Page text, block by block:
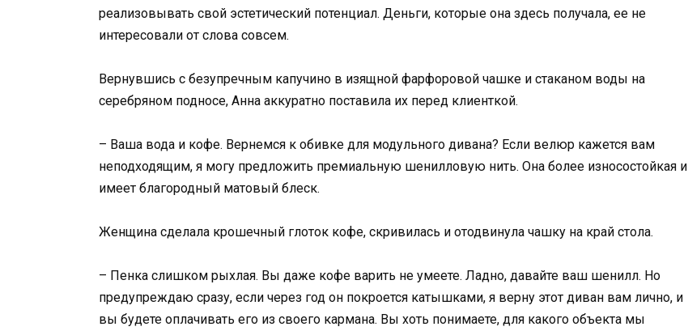
реализовывать свой эстетический потенциал. Деньги, которые она здесь получала, ее не
интересовали от слова совсем.
Вернувшись с безупречным капучино в изящной фарфоровой чашке и стаканом воды на
серебряном подносе, Анна аккуратно поставила их перед клиенткой.
– Ваша вода и кофе. Вернемся к обивке для модульного дивана? Если велюр кажется вам
неподходящим, я могу предложить премиальную шенилловую нить. Она более износостойкая и
имеет благородный матовый блеск.
Женщина сделала крошечный глоток кофе, скривилась и отодвинула чашку на край стола.
– Пенка слишком рыхлая. Вы даже кофе варить не умеете. Ладно, давайте ваш шенилл. Но
предупреждаю сразу, если через год он покроется катышками, я верну этот диван вам лично, и
вы будете оплачивать его из своего кармана. Вы хоть понимаете, для какого объекта мы